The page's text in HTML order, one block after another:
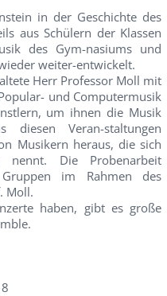
in der Geschichte des
aus Schülern der Klassen
des Gym-nasiums und
weiter-entwickelt.
Herr Professor Moll mit
und Computermusik
um ihnen die Musik
Veran-staltungen
Musikern heraus, die sich
nennt. Die Probenarbeit
im Rahmen des
Moll.
haben, gibt es große